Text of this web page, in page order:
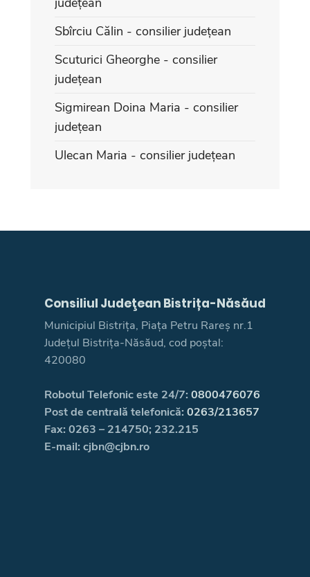
Sbîrciu Călin - consilier județean
Scuturici Gheorghe - consilier
județean
Sigmirean Doina Maria - consilier
județean
Ulecan Maria - consilier județean
Consiliul Judeţean Bistrița-Năsăud
Municipiul Bistrița, Piața Petru Rareș nr.1
Județul Bistrița-Năsăud, cod poștal:
420080
Robotul Telefonic este 24/7: 0800476076
Post de centrală telefonică: 0263/213657
Fax: 0263 – 214750; 232.215
E-mail: cjbn@cjbn.ro